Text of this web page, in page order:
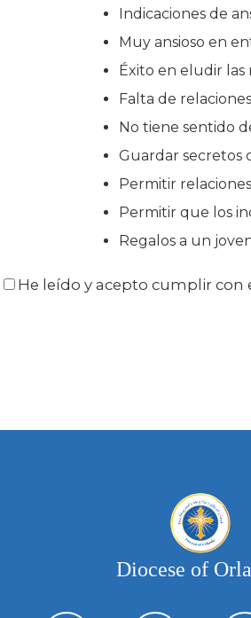
Indicaciones de
Muy ansioso en
Éxito en eludir las
Falta de
No tiene sentido
Guardar secretos
Permitir
Permitir que los
Regalos a un
He leído y acepto cumplir con
Diocese of